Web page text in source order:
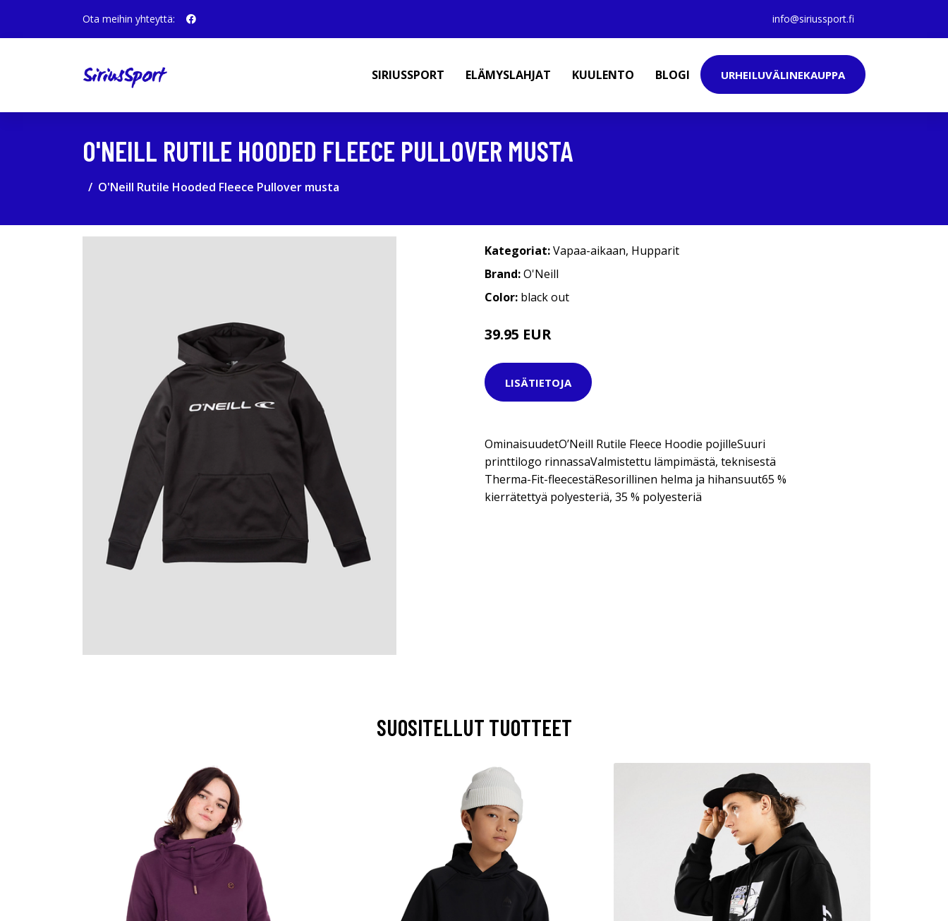
Ota meihin yhteyttä: info@siriussport.fi
SIRIUSSPORT ELÄMYSLAHJAT KUULENTO BLOGI URHEILUVÄLINEKAUPPA
O'NEILL RUTILE HOODED FLEECE PULLOVER MUSTA
O'Neill Rutile Hooded Fleece Pullover musta
Kategoriat:Vapaa-aikaan, Hupparit
Brand:O'Neill
Color: black out
39.95 EUR
LISÄTIETOJA
OminaisuudetO’Neill Rutile Fleece Hoodie pojilleSuuri
printtilogo rinnassaValmistettu lämpimästä, teknisestä
Therma-Fit-fleecestäResorillinen helma ja hihansuut65 %
kierrätettyä polyesteriä, 35 % polyesteriä
SUOSITELLUT TUOTTEET